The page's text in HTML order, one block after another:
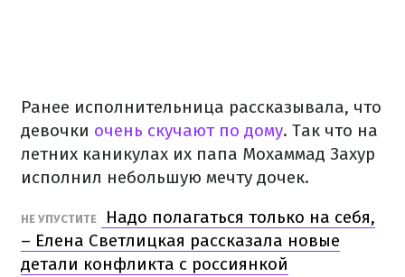
Ранее исполнительница рассказывала, что
девочки очень скучают по дому. Так что на
летних каникулах их папа Мохаммад Захур
исполнил небольшую мечту дочек.
НЕ УПУСТИТЕ
Надо полагаться только на себя,
– Елена Светлицкая рассказала новые
детали конфликта с россиянкой